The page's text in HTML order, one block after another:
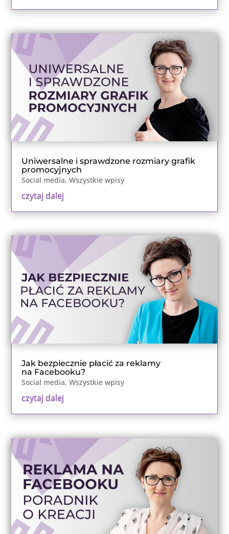
Uniwersalne i sprawdzone rozmiary grafik
promocyjnych
Social media,Wszystkie wpisy
czytaj dalej
Jak bezpiecznie płacić za reklamy
na Facebooku?
Social media,Wszystkie wpisy
czytaj dalej